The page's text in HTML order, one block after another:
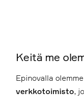
Keitä me
Epinovalla olemme
verkkotoimisto,